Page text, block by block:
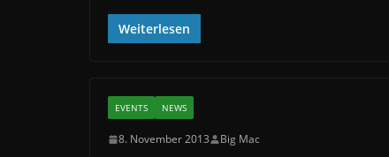
Weiterlesen
EVENTS NEWS
8. November 2013 Big Mac